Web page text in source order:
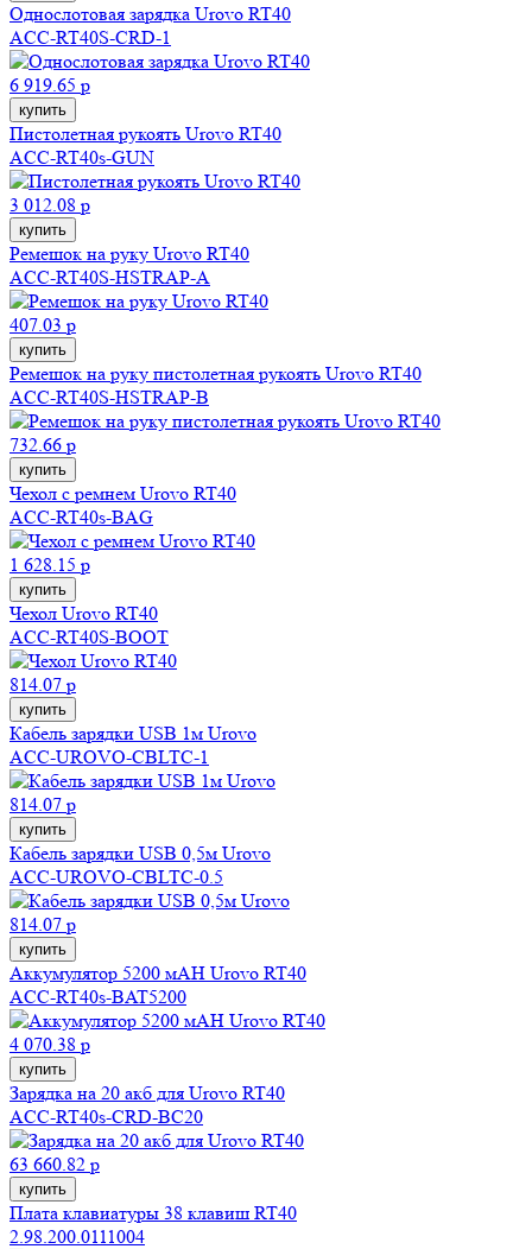
Однослотовая зарядка Urovo RT40
ACC-RT40S-CRD-1
6 919.65 р
купить
Пистолетная рукоять Urovo RT40
ACC-RT40s-GUN
3 012.08 р
купить
Ремешок на руку Urovo RT40
ACC-RT40S-HSTRAP-A
407.03 р
купить
Ремешок на руку пистолетная рукоять Urovo RT40
ACC-RT40S-HSTRAP-B
732.66 р
купить
Чехол с ремнем Urovo RT40
ACC-RT40s-BAG
1 628.15 р
купить
Чехол Urovo RT40
ACC-RT40S-BOOT
814.07 р
купить
Кабель зарядки USB 1м Urovo
ACC-UROVO-CBLTC-1
814.07 р
купить
Кабель зарядки USB 0,5м Urovo
ACC-UROVO-CBLTC-0.5
814.07 р
купить
Аккумулятор 5200 мAH Urovo RT40
ACC-RT40s-BAT5200
4 070.38 р
купить
Зарядка на 20 акб для Urovo RT40
ACC-RT40s-CRD-BC20
63 660.82 р
купить
Плата клавиатуры 38 клавиш RT40
2.98.200.0111004